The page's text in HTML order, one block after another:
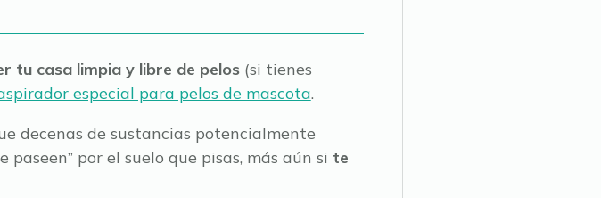
tu casa limpia y libre de pelos (si tienes
especial para pelos de mascota.
decenas de sustancias potencialmente
por el suelo que pisas, más aún si te